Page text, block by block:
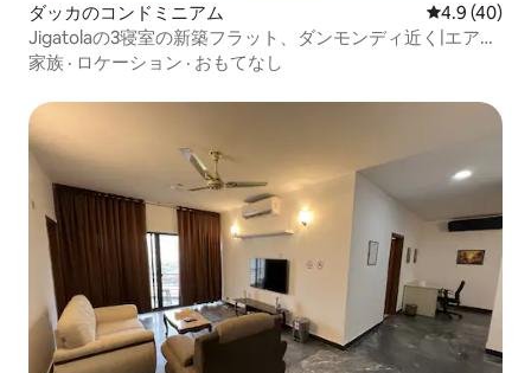
ダッカのコンドミニアム レビュー40
4.9 (40)
Jigatolaの3寝室の新築フラット、ダンモンディ近く|エアコ
ン3台、バスタブ
家族 · ロケーション · おもてなし